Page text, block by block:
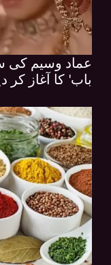
عماد وسیم کی
باب' کا آغاز کر